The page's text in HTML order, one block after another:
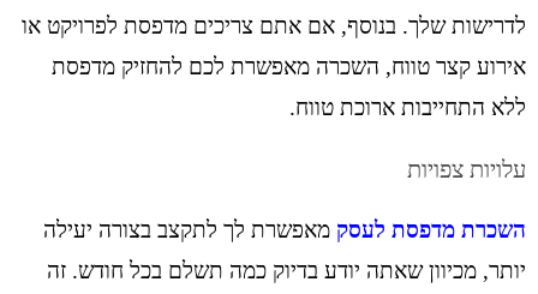
לדרישות שלך. בנוסף, אם אתם צריכים מדפסת לפרויקט או
אירוע קצר טווח, השכרה מאפשרת לכם להחזיק מדפסת
ללא התחייבות ארוכת טווח.
עלויות צפויות
השכרת מדפסת לעסק מאפשרת לך לתקצב בצורה יעילה
יותר, מכיוון שאתה יודע בדיוק כמה תשלם בכל חודש. זה